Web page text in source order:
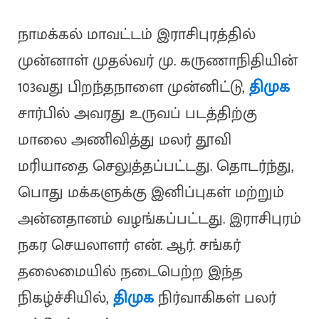
நாமக்கல் மாவட்டம் இராசிபுரத்தில்
முன்னாள் முதல்வர் மு. கருணாநிதியின்
103வது பிறந்தநாளை முன்னிட்டு,திமுக
சார்பில் அவரது உருவப் படத்திற்கு
மாலை அணிவித்து மலர் தூவி
மரியாதை செலுத்தப்பட்டது. தொடர்ந்து,
பொது மக்களுக்கு இனிப்புகள் மற்றும்
அன்னதானம் வழங்கப்பட்டது. இராசிபுரம்
நகர செயலாளர் என். ஆர். சங்கர்
தலைமையில் நடைபெற்ற இந்த
நிகழ்ச்சியில்,திமுகநிர்வாகிகள் பலர்